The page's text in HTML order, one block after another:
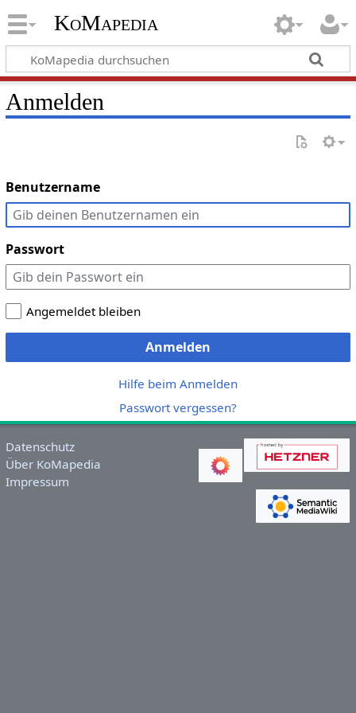
KoMapedia
Anmelden
Benutzername
Passwort
Angemeldet bleiben
Anmelden
Hilfe beim Anmelden
Passwort vergessen?
Datenschutz
Über KoMapedia
Impressum